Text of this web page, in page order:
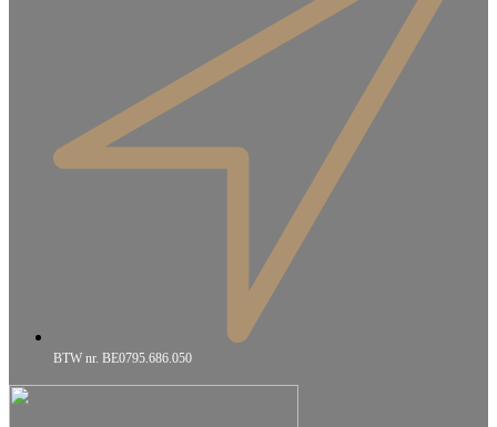
BTW nr. BE0795.686.050